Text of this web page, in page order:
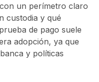
un perímetro claro
custodia y qué
de pago suele
adopción, ya que
y políticas